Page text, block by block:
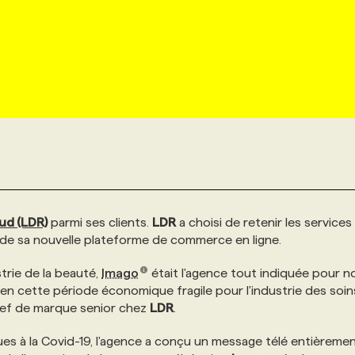
(LDR)parmi ses clients. LDR a choisi de retenir les services
sa nouvelle plateforme de commerce en ligne.
de la beauté, Imago
était l'agence tout indiquée pour
cette période économique fragile pour l'industrie des
de marque senior chez LDR
à la Covid-19, l'agence a conçu un message télé